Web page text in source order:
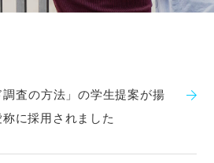
査の方法」の学生提案が揚
に採用されました